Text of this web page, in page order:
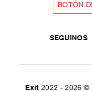
BOTÓN
SEGUINOS
Exit 2022 - 2026 ©